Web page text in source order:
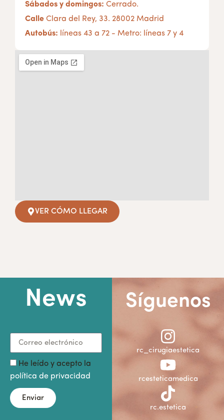
Sábados y domingos: Cerrado.
Calle Clara del Rey, 33. 28002 Madrid
Autobús:
líneas 43 a 72 - Metro: líneas 7 y 4
VER CÓMO LLEGAR
News
He leído y acepto la
política de privacidad
Enviar
Síguenos
rc_cirugiaestetica
rcesteticamedica
rc.estetica